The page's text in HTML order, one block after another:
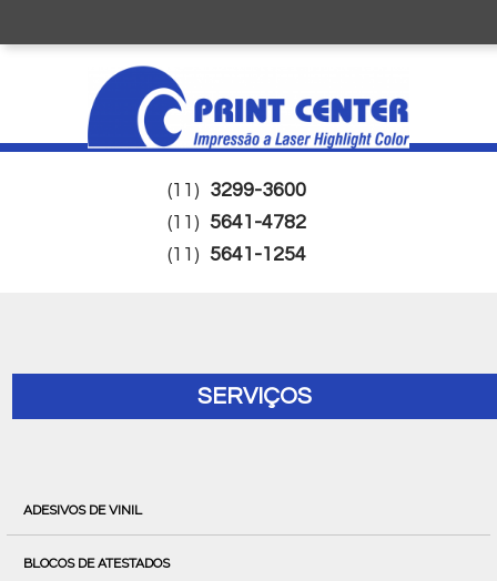
(11) 3299-3600
(11) 5641-4782
(11) 5641-1254
SERVIÇOS
ADESIVOS DE VINIL
BLOCOS DE ATESTADOS